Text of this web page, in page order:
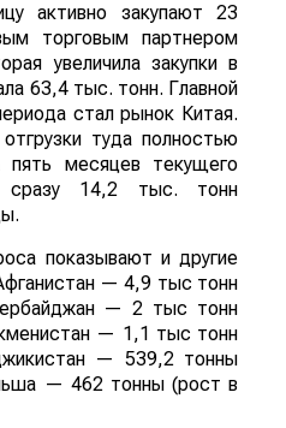
активно закупают 23
торговым партнером
увеличила закупки в
63,4 тыс. тонн. Главной
стал рынок Китая.
туда полностью
пять месяцев текущего
сразу 14,2 тыс. тонн
показывают и другие
— 4,9 тыс тонн
— 2 тыс тонн
— 1,1 тыс тонн
— 539,2 тонны
— 462 тонны (рост в